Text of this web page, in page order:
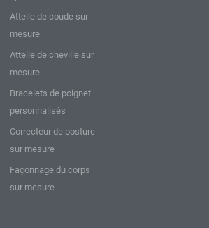
9 points sur
les
genouillères
T Scope :
Perspectives
et conseils
Lire plus "
9 FAQ sur
Attelle de coude sur
mesure
Attelle de cheville sur
mesure
Bracelets de poignet
personnalisés
Correcteur de posture
sur mesure
Façonnage du corps
sur mesure